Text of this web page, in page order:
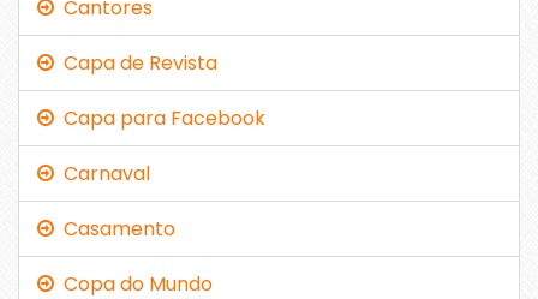
Cantores
Capa de Revista
Capa para Facebook
Carnaval
Casamento
Copa do Mundo